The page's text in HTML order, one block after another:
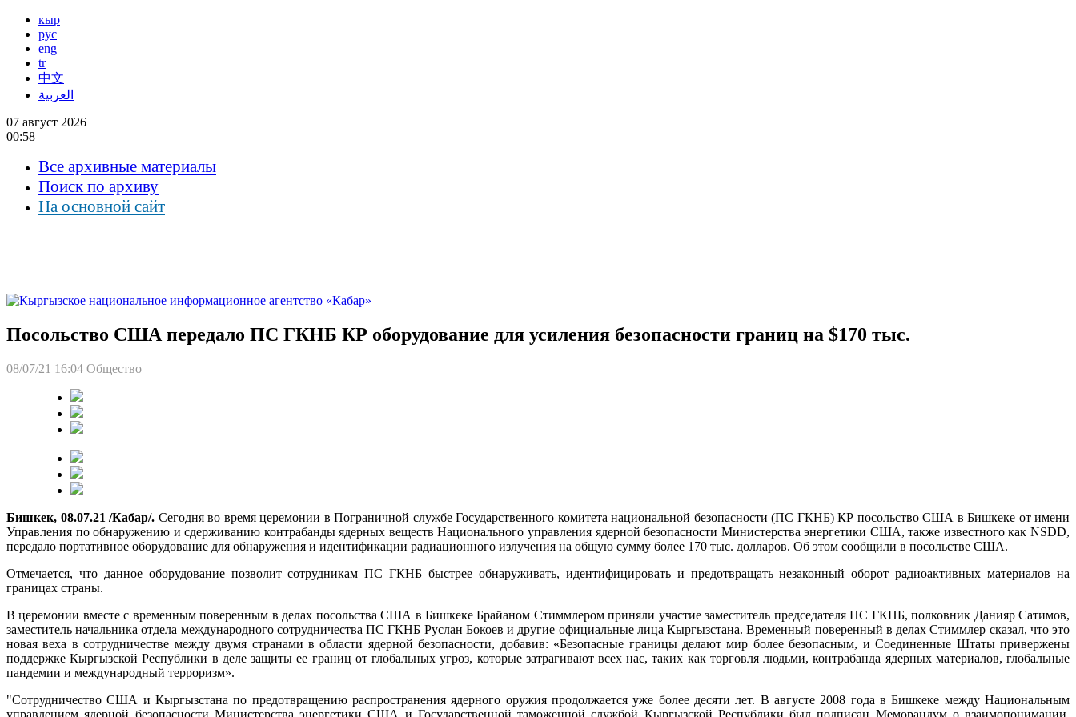
кыр
рус
eng
tr
中文
العربية
07 август 2026
00:58
Все архивные материалы
Поиск по архиву
На основной сайт
Посольство США передало ПС ГКНБ КР оборудование для усиления безопасности границ на $170 тыс.
08/07/21 16:04 Общество
Бишкек, 08.07.21 /Кабар/. Сегодня во время церемонии в Пограничной службе Государственного комитета национальной безопасности (ПС ГКНБ) КР посольство США в Бишкеке от имени
Управления по обнаружению и сдерживанию контрабанды ядерных веществ Национального управления ядерной безопасности Министерства энергетики США, также известного как NSDD,
передало портативное оборудование для обнаружения и идентификации радиационного излучения на общую сумму более 170 тыс. долларов. Об этом сообщили в посольстве США.
Отмечается, что данное оборудование позволит сотрудникам ПС ГКНБ быстрее обнаруживать, идентифицировать и предотвращать незаконный оборот радиоактивных материалов на
границах страны.
В церемонии вместе с временным поверенным в делах посольства США в Бишкеке Брайаном Стиммлером приняли участие заместитель председателя ПС ГКНБ, полковник Данияр Сатимов,
заместитель начальника отдела международного сотрудничества ПС ГКНБ Руслан Бокоев и другие официальные лица Кыргызстана. Временный поверенный в делах Стиммлер сказал, что это
новая веха в сотрудничестве между двумя странами в области ядерной безопасности, добавив: «Безопасные границы делают мир более безопасным, и Соединенные Штаты привержены
поддержке Кыргызской Республики в деле защиты ее границ от глобальных угроз, которые затрагивают всех нас, таких как торговля людьми, контрабанда ядерных материалов, глобальные
пандемии и международный терроризм».
"Сотрудничество США и Кыргызстана по предотвращению распространения ядерного оружия продолжается уже более десяти лет. В августе 2008 года в Бишкеке между Национальным
управлением ядерной безопасности Министерства энергетики США и Государственной таможенной службой Кыргызской Республики был подписан Меморандум о взаимопонимании,